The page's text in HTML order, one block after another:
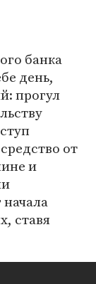
банка
день,
прогул
от
и
ставя